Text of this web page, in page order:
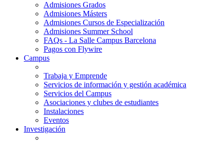
Admisiones Grados
Admisiones Másters
Admisiones Cursos de Especialización
Admisiones Summer School
FAQs - La Salle Campus Barcelona
Pagos con Flywire
Campus
Trabaja y Emprende
Servicios de información y gestión académica
Servicios del Campus
Asociaciones y clubes de estudiantes
Instalaciones
Eventos
Investigación